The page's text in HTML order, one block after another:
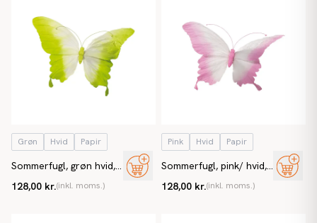
Grøn Hvid Papir
Sommerfugl, grøn hvid,
128,00 kr.(inkl. moms.)
Pink Hvid Papir
Sommerfugl, pink/ hvid,
128,00 kr.(inkl. moms.)